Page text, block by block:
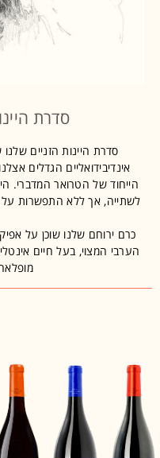
סדרת
סדרת היינות הזניים
אינדיבידואליים הגדלים
הייחוד של הטרואר המדברי.
לשתייה, אך ללא התפשרות על
כרם ירוחם שלנו שוכן על
הערבי המצוי, בעל חיים